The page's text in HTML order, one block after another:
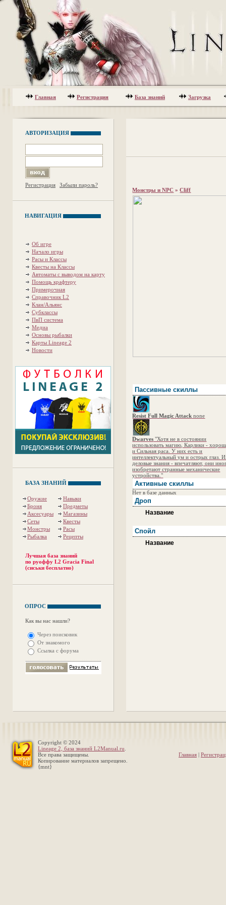
Главная Регистрация База знаний Загрузка
АВТОРИЗАЦИЯ
Регистрация Забыли пароль?
НАВИГАЦИЯ
Об игре
Начало игры
Расы и Классы
Квесты на Классы
Автоматы с выводом на карту
Помощь крафтеру
Примерочная
Справочник L2
Клан/Альянс
Субклассы
ПвП система
Медиа
Основы рыбалки
Карты Lineage 2
Новости
БАЗА ЗНАНИЙ
Оружие
Навыки
Броня
Предметы
Аксесуары
Магазины
Сеты
Квесты
Монстры
Расы
Рыбалка
Рецепты
Лучшая база знаний
по руоффу L2 Gracia Final
(сиськи бесплатно)
ОПРОС
Как вы нас нашли?
Через поисковик
От знакомого
Ссылка с форума
Монстры и NPC »Cliff
Пассивные скиллы
Resist Full Magic Attack none
Dwarves "Хотя не в состоянии
использовать магию, Карлики -
и Сильная раса. У них есть и
интеллектуальный ум и острых глаз.
деловые знания - впечатляют, они
изобретают странные механические
устройства."
Активные скиллы
Нет в базе данных
Дроп
Название
Спойл
Название
Copyright © 2024
Lineage 2, база знаний L2Manual.ru
Все права защищены.
Копирование материалов запрещено.
{mnt}
Главная |